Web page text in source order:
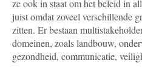
ze ook in staat om het beleid in
juist omdat zoveel verschillende
zitten. Er bestaan
domeinen, zoals landbouw,
gezondheid, communicatie,